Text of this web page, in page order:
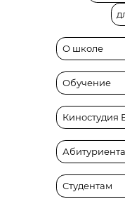
О школе
Обучение
Студентам